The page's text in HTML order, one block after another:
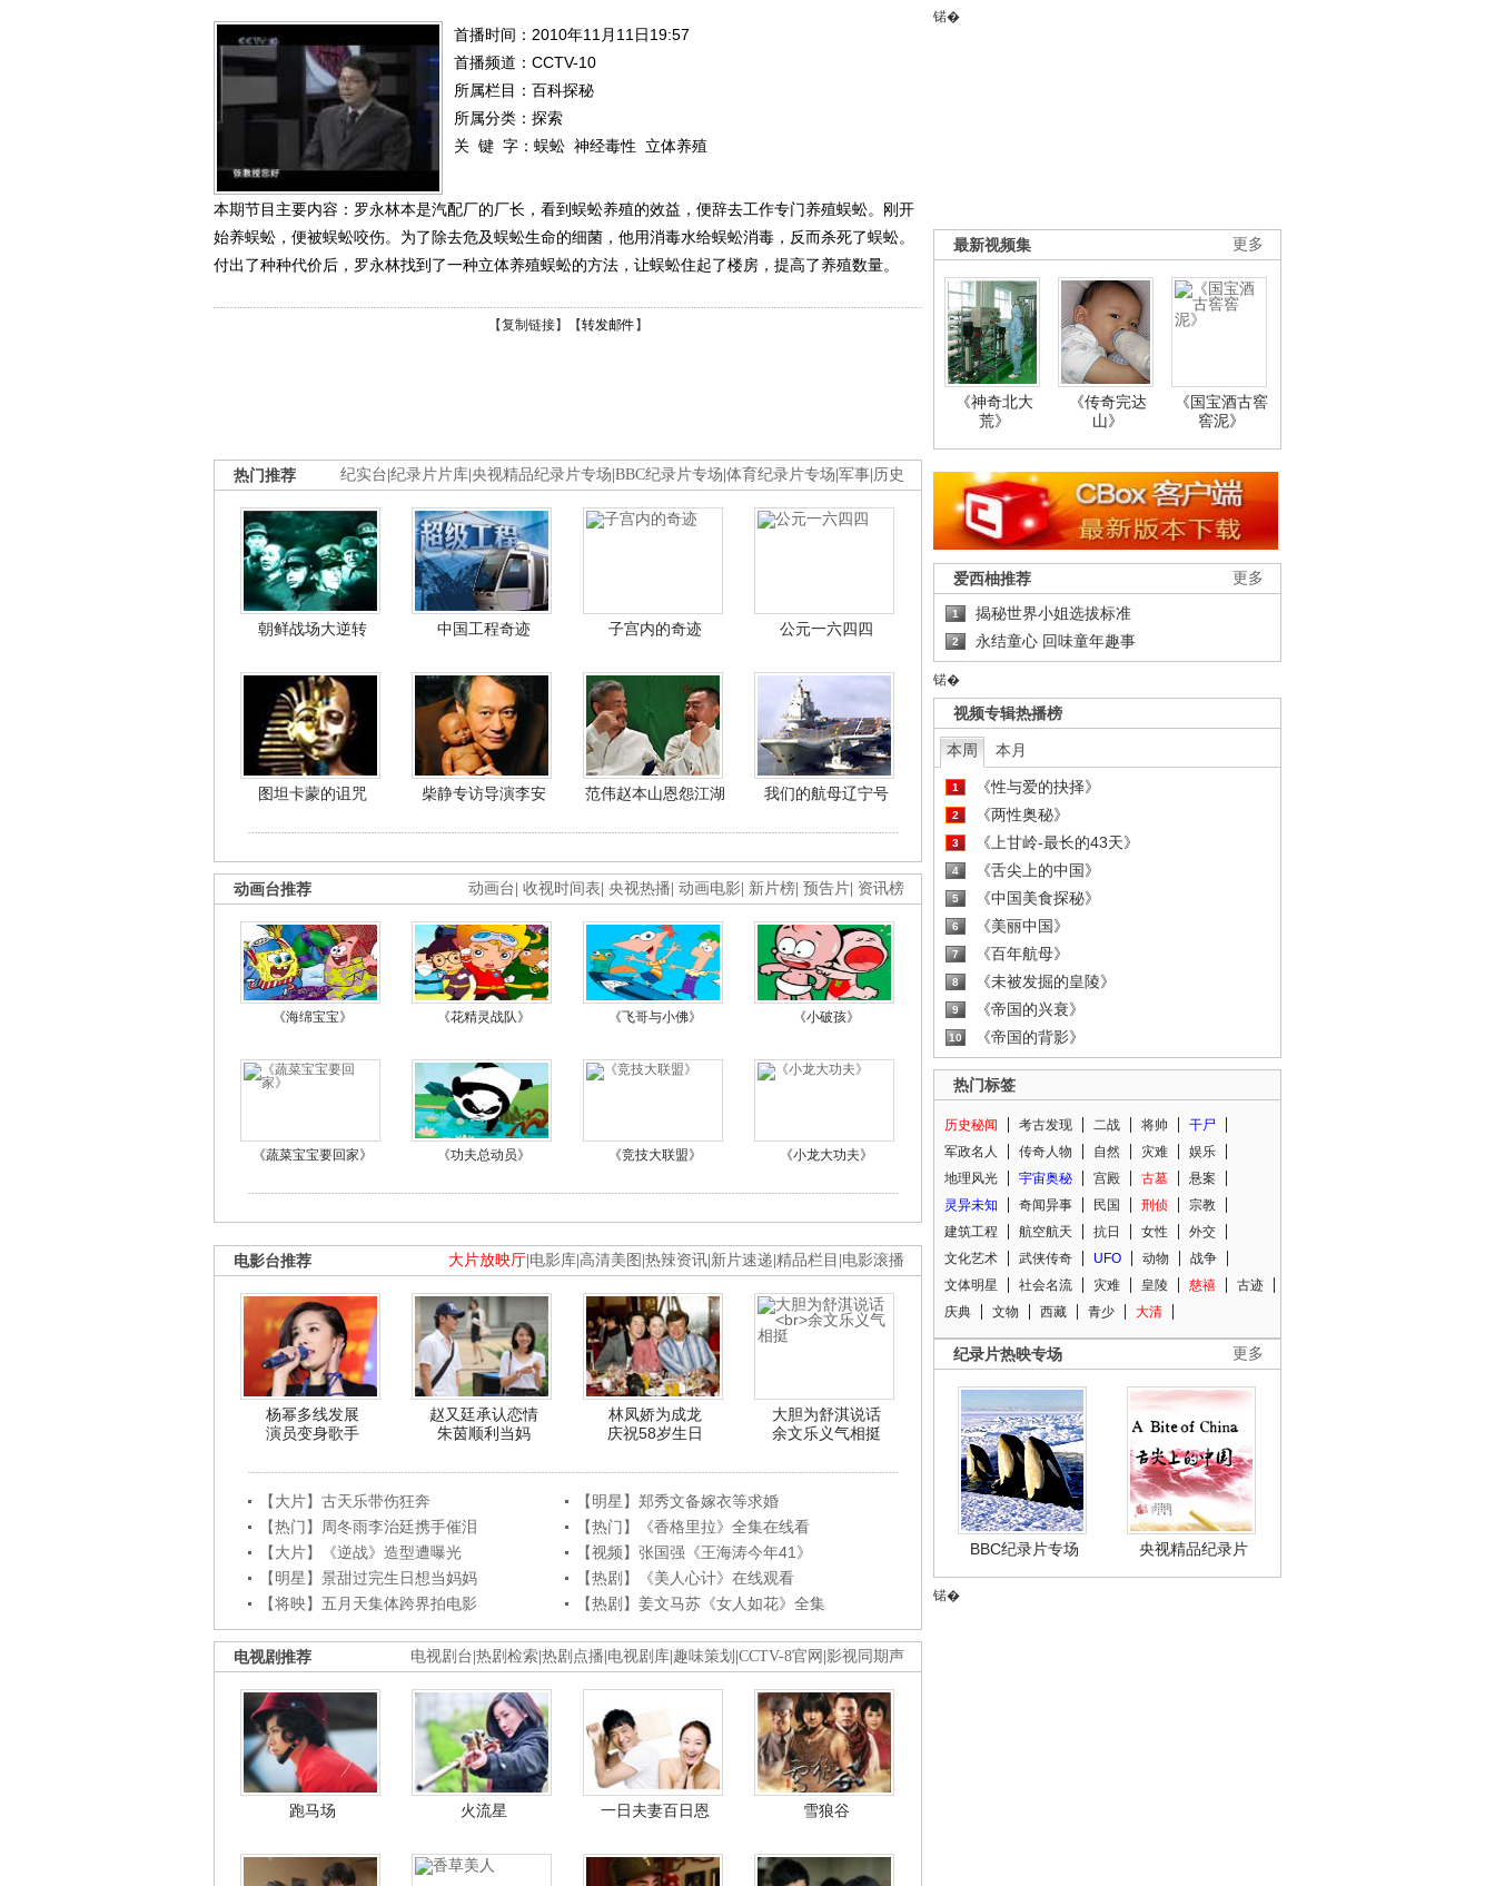
首播时间：2010年11月11日19:57
首播频道： CCTV-10
所属栏目： 百科探秘
所属分类：探索
关 键 字： 蜈蚣 神经毒性 立体养殖
本期节目主要内容：罗永林本是汽配厂的厂长，看到蜈蚣养殖的效益，便辞去工作专门养殖蜈蚣。刚开
始养蜈蚣，便被蜈蚣咬伤。为了除去危及蜈蚣生命的细菌，他用消毒水给蜈蚣消毒，反而杀死了蜈蚣。
付出了种种代价后，罗永林找到了一种立体养殖蜈蚣的方法，让蜈蚣住起了楼房，提高了养殖数量。
【复制链接】【转发邮件 】
纪实台 纪录片片库 央视精品纪录片专场 BBC纪录片专场 体育纪录片专场 军事 历史
热门推荐
朝鲜战场大逆转 中国工程奇迹 子宫内的奇迹 公元一六四四
图坦卡蒙的诅咒 柴静专访导演李安 范伟赵本山恩怨江湖 我们的航母辽宁号
动画台 收视时间表 央视热播 动画电影 新片榜 预告片 资讯榜
动画台推荐
《海绵宝宝》 《花精灵战队》 《飞哥与小佛》 《小破孩》
《蔬菜宝宝要回家》 《功夫总动员》 《竞技大联盟》 《小龙大功夫》
大片放映厅 电影库 高清美图 热辣资讯 新片速递 精品栏目 电影滚播
电影台推荐
杨幂多线发展
演员变身歌手
赵又廷承认恋情
朱茵顺利当妈
林凤娇为成龙
庆祝58岁生日
大胆为舒淇说话
余文乐义气相挺
【大片】古天乐带伤狂奔
【明星】郑秀文备嫁衣等求婚
【热门】周冬雨李治廷携手催泪
【热门】《香格里拉》全集在线看
【大片】《逆战》造型遭曝光
【视频】张国强《王海涛今年41》
【明星】景甜过完生日想当妈妈
【热剧】《美人心计》在线观看
【将映】五月天集体跨界拍电影
【热剧】姜文马苏《女人如花》全集
电视剧台 热剧检索 热剧点播 电视剧库 趣味策划 CCTV-8官网 影视同期声
电视剧推荐
跑马场 火流星 一日夫妻百日恩 雪狼谷
锘�
更多
最新视频集
《神奇北大
荒》
《传奇完达
山》
《国宝酒古窖
窖泥》
更多
爱西柚推荐
1 揭秘世界小姐选拔标准
2 永结童心 回味童年趣事
锘�
视频专辑热播榜
本周 本月
1 《性与爱的抉择》
2 《两性奥秘》
3 《上甘岭-最长的43天》
4 《舌尖上的中国》
5 《中国美食探秘》
6 《美丽中国》
7 《百年航母》
8 《未被发掘的皇陵》
9 《帝国的兴衰》
10 《帝国的背影》
热门标签
历史秘闻 考古发现 二战 将帅
干尸
军政名人
传奇人物 自然 灾难
娱乐
地理风光
宇宙奥秘 宫殿 古墓
悬案
灵异未知
奇闻异事 民国 刑侦
宗教
建筑工程
航空航天 抗日 女性
外交
文化艺术
武侠传奇 UFO 动物
战争
文体明星
社会名流 灾难 皇陵 慈禧
古迹
庆典
文物 西藏 青少 大清
更多
纪录片热映专场
BBC纪录片专场 央视精品纪录片
锘�